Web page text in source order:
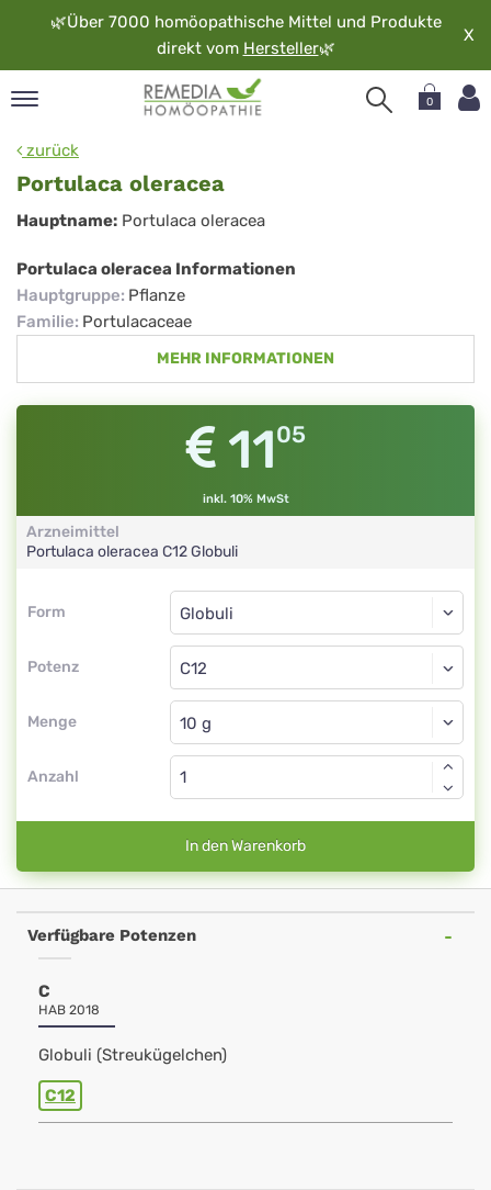
🌿Über 7000 homöopathische Mittel und Produkte
direkt vom Hersteller🌿
X
0
zurück
Portulaca oleracea
Portulaca
oleracea
Hauptname: Portulaca oleracea
Portulaca oleracea Informationen
Hauptgruppe: Pflanze
Familie: Portulacaceae
MEHR INFORMATIONEN
1105
inkl. 10% MwSt
Arzneimittel
Portulaca oleracea C12Globuli
Form
Form
Potenz
Globuli
C12
Menge
Globuli
Anzahl
In den Warenkorb
Verfügbare Potenzen
C
HAB 2018
Globuli (Streukügelchen)
C12